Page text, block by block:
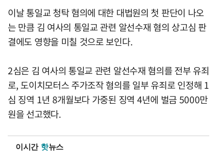
이날 통일교 청탁 혐의에 대한 대법원의 첫 판단이 나오
는 만큼 김 여사의 통일교 관련 알선수재 혐의 상고심 판
결에도 영향을 미칠 것으로 보인다.
2심은 김 여사의 통일교 관련 알선수재 혐의를 전부 유죄
로, 도이치모터스 주가조작 혐의를 일부 유죄로 인정해 1
심 징역 1년 8개월보다 가중된 징역 4년에 벌금 5000만
원을 선고했다.
이시간 핫뉴스